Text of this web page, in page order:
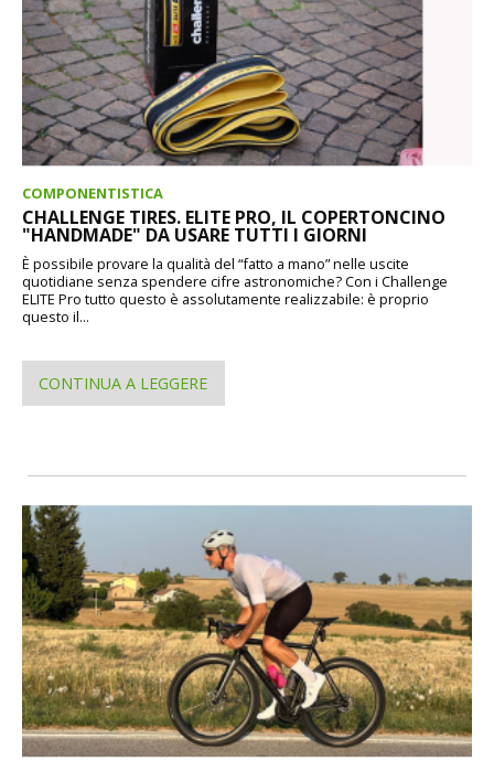
COMPONENTISTICA
CHALLENGE TIRES. ELITE PRO, IL COPERTONCINO
"HANDMADE" DA USARE TUTTI I GIORNI
È possibile provare la qualità del “fatto a mano” nelle uscite
quotidiane senza spendere cifre astronomiche? Con i Challenge
ELITE Pro tutto questo è assolutamente realizzabile: è proprio
questo il...
CONTINUA A LEGGERE